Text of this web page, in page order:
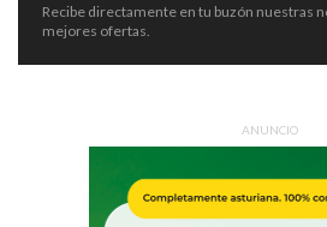
Recibe directamente en tu buzón nuestras
mejores ofertas.
ANUNCIO